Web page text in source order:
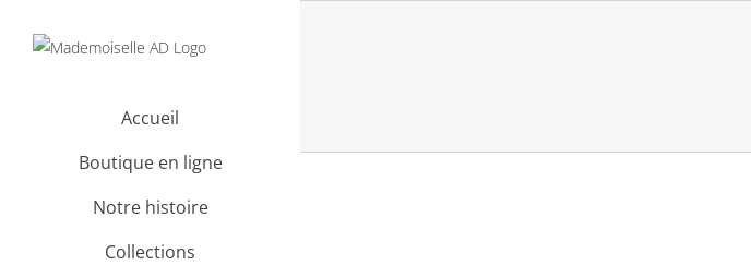
Accueil
Boutique en ligne
Notre histoire
Collections